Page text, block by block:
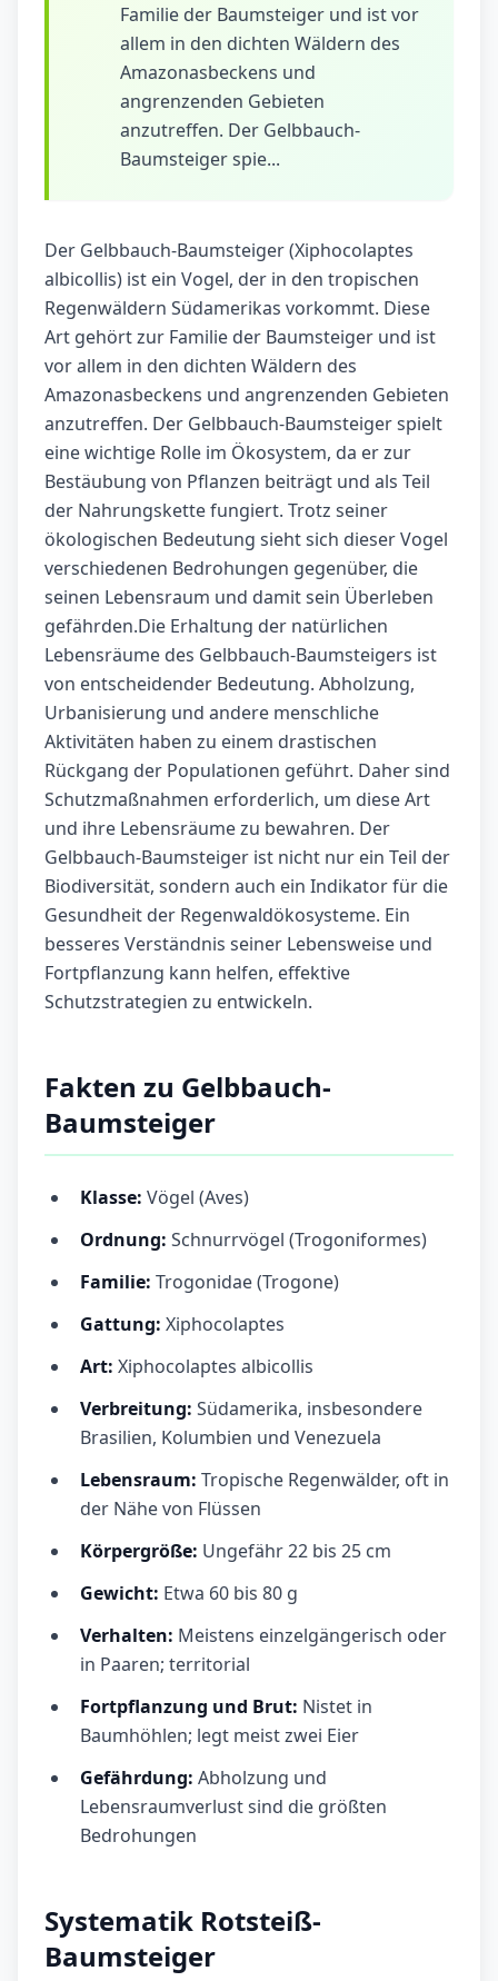
Familie der Baumsteiger und ist vor
allem in den dichten Wäldern des
Amazonasbeckens und
angrenzenden Gebieten
anzutreffen. Der Gelbbauch-
Baumsteiger spie...
Der Gelbbauch-Baumsteiger (Xiphocolaptes
albicollis) ist ein Vogel, der in den tropischen
Regenwäldern Südamerikas vorkommt. Diese
Art gehört zur Familie der Baumsteiger und ist
vor allem in den dichten Wäldern des
Amazonasbeckens und angrenzenden Gebieten
anzutreffen. Der Gelbbauch-Baumsteiger spielt
eine wichtige Rolle im Ökosystem, da er zur
Bestäubung von Pflanzen beiträgt und als Teil
der Nahrungskette fungiert. Trotz seiner
ökologischen Bedeutung sieht sich dieser Vogel
verschiedenen Bedrohungen gegenüber, die
seinen Lebensraum und damit sein Überleben
gefährden.Die Erhaltung der natürlichen
Lebensräume des Gelbbauch-Baumsteigers ist
von entscheidender Bedeutung. Abholzung,
Urbanisierung und andere menschliche
Aktivitäten haben zu einem drastischen
Rückgang der Populationen geführt. Daher sind
Schutzmaßnahmen erforderlich, um diese Art
und ihre Lebensräume zu bewahren. Der
Gelbbauch-Baumsteiger ist nicht nur ein Teil der
Biodiversität, sondern auch ein Indikator für die
Gesundheit der Regenwaldökosysteme. Ein
besseres Verständnis seiner Lebensweise und
Fortpflanzung kann helfen, effektive
Schutzstrategien zu entwickeln.
Fakten zu Gelbbauch-
Baumsteiger
Klasse: Vögel (Aves)
Ordnung: Schnurrvögel (Trogoniformes)
Familie: Trogonidae (Trogone)
Gattung: Xiphocolaptes
Art: Xiphocolaptes albicollis
Verbreitung: Südamerika, insbesondere
Brasilien, Kolumbien und Venezuela
Lebensraum: Tropische Regenwälder, oft in
der Nähe von Flüssen
Körpergröße: Ungefähr 22 bis 25 cm
Gewicht: Etwa 60 bis 80 g
Verhalten: Meistens einzelgängerisch oder
in Paaren; territorial
Fortpflanzung und Brut: Nistet in
Baumhöhlen; legt meist zwei Eier
Gefährdung: Abholzung und
Lebensraumverlust sind die größten
Bedrohungen
Systematik Rotsteiß-
Baumsteiger